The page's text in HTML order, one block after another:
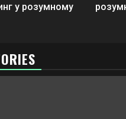
у розумному